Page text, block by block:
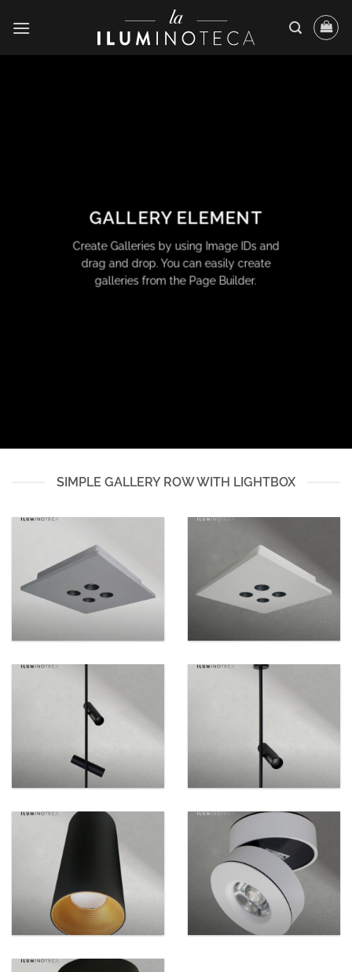
GALLERY ELEMENT
Create Galleries by using Image IDs and
drag and drop. You can easily create
galleries from the Page Builder.
SIMPLE GALLERY ROW WITH LIGHTBOX